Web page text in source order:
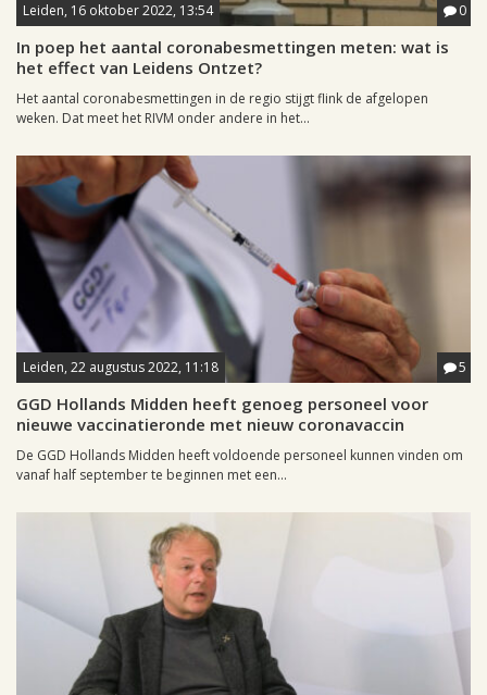
Leiden, 16 oktober 2022, 13:54 0
In poep het aantal coronabesmettingen meten: wat is
het effect van Leidens Ontzet?
Het aantal coronabesmettingen in de regio stijgt flink de afgelopen
weken. Dat meet het RIVM onder andere in het...
Leiden, 22 augustus 2022, 11:18 5
GGD Hollands Midden heeft genoeg personeel voor
nieuwe vaccinatieronde met nieuw coronavaccin
De GGD Hollands Midden heeft voldoende personeel kunnen vinden om
vanaf half september te beginnen met een...